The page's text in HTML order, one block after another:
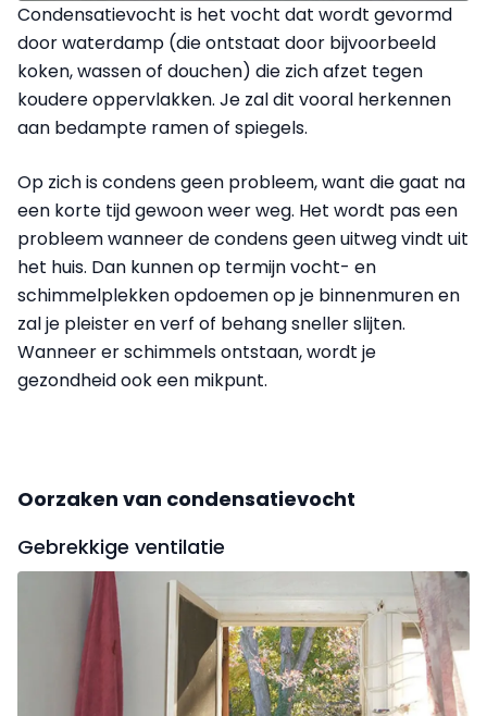
Condensatievocht is het vocht dat wordt gevormd
door waterdamp (die ontstaat door bijvoorbeeld
koken, wassen of douchen) die zich afzet tegen
koudere oppervlakken. Je zal dit vooral herkennen
aan bedampte ramen of spiegels.
Op zich is condens geen probleem, want die gaat na
een korte tijd gewoon weer weg. Het wordt pas een
probleem wanneer de condens geen uitweg vindt uit
het huis. Dan kunnen op termijn vocht- en
schimmelplekken opdoemen op je binnenmuren en
zal je pleister en verf of behang sneller slijten.
Wanneer er schimmels ontstaan, wordt je
gezondheid ook een mikpunt.
Oorzaken van condensatievocht
Gebrekkige ventilatie